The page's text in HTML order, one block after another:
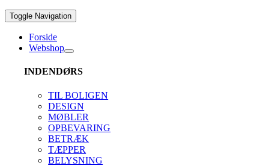
Toggle Navigation
Forside
Webshop
INDENDØRS
TIL BOLIGEN
DESIGN
MØBLER
OPBEVARING
BETRÆK
TÆPPER
BELYSNING